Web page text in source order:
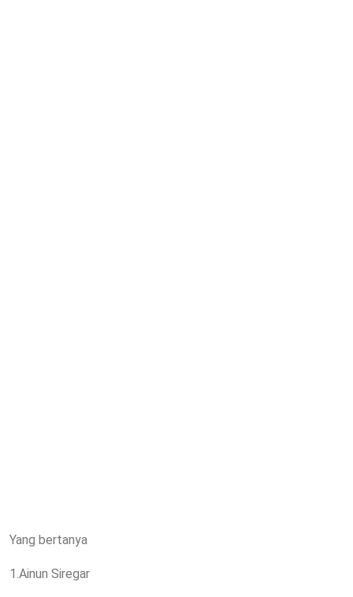
Yang bertanya
1.Ainun Siregar